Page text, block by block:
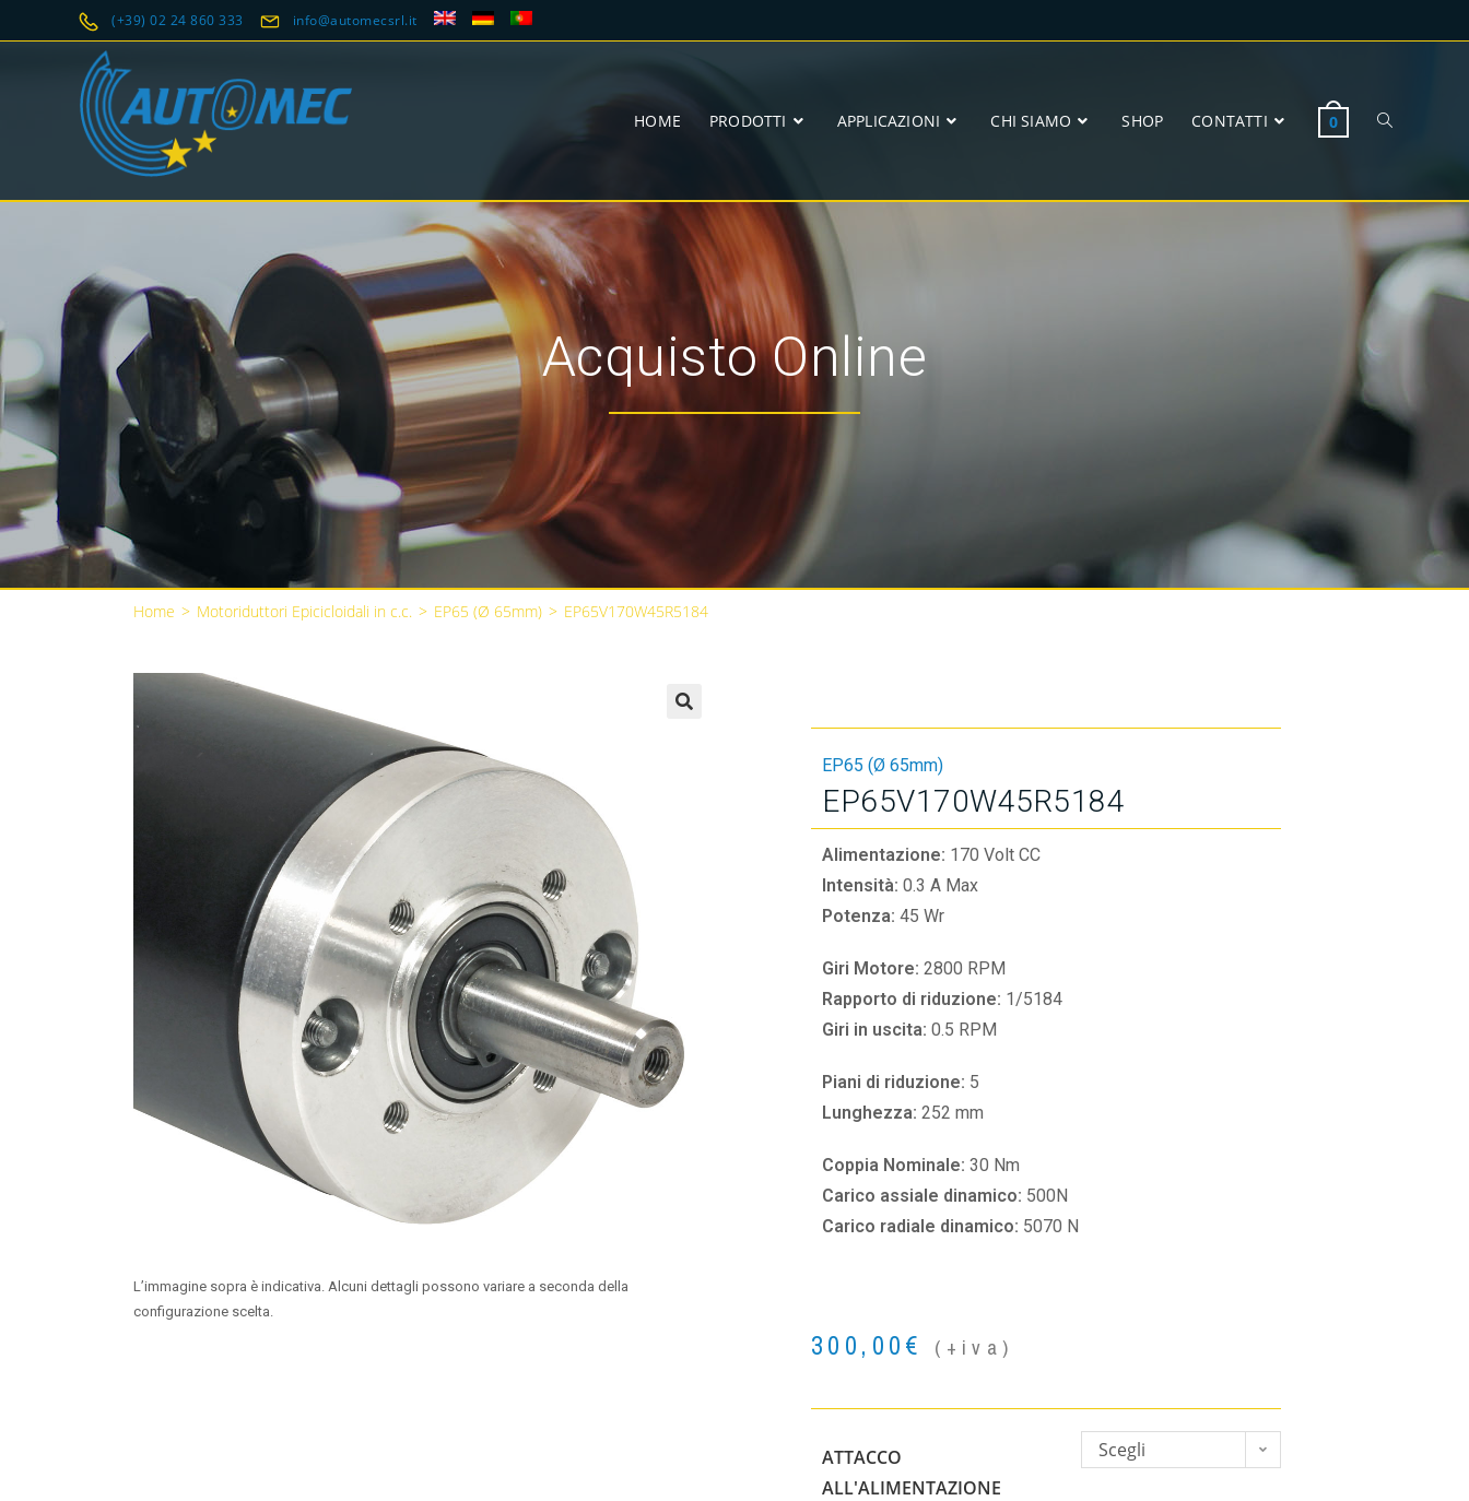
(+39) 02 24 860 333 info@automecsrl.it
HOME PRODOTTI APPLICAZIONI CHI SIAMO SHOP CONTATTI 0
Acquisto Online
Home > Motoriduttori Epicicloidali in c.c. > EP65 (Ø 65mm) > EP65V170W45R5184
L’immagine sopra è indicativa. Alcuni dettagli possono variare a seconda della
configurazione scelta.
EP65 (Ø 65mm)
EP65V170W45R5184
Alimentazione: 170 Volt CC
Intensità: 0.3 A Max
Potenza: 45 Wr
Giri Motore: 2800 RPM
Rapporto di riduzione: 1/5184
Giri in uscita: 0.5 RPM
Piani di riduzione: 5
Lunghezza: 252 mm
Coppia Nominale: 30 Nm
Carico assiale dinamico: 500N
Carico radiale dinamico: 5070 N
300,00€ (+iva)
ATTACCO
ALL'ALIMENTAZIONE
Scegli